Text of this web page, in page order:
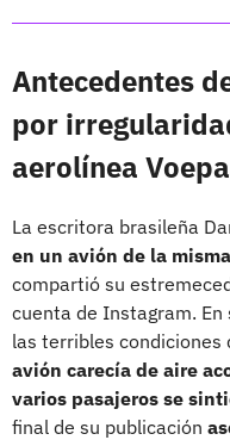
Antecedentes
por
aerolínea
La escritora brasileña
en un avión de la
compartió su
cuenta de Instagram.
las terribles condiciones
avión carecía de aire
varios pasajeros se
final de su publicación